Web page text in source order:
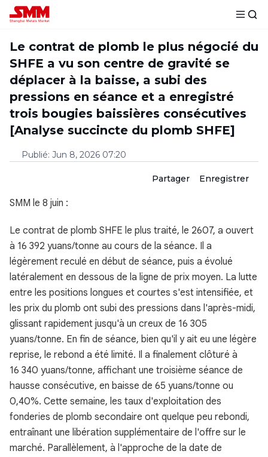
Le contrat de plomb le plus négocié du
SHFE a vu son centre de gravité se
déplacer à la baisse, a subi des
pressions en séance et a enregistré
trois bougies baissières consécutives
[Analyse succincte du plomb SHFE]
Publié: Jun 8, 2026 07:20
Partager Enregistrer
SMM le 8 juin :
Le contrat de plomb SHFE le plus traité, le 2607, a ouvert
à 16 392 yuans/tonne au cours de la séance. Il a
légèrement reculé en début de séance, puis a évolué
latéralement en dessous de la ligne de prix moyen. La lutte
entre les positions longues et courtes s'est intensifiée, et
les prix du plomb ont subi des pressions dans l'après-midi,
glissant rapidement jusqu'à un creux de 16 305
yuans/tonne. En fin de séance, bien qu'il y ait eu une légère
reprise, le rebond a été limité. Il a finalement clôturé à
16 340 yuans/tonne, affichant une troisième séance de
hausse consécutive, en baisse de 65 yuans/tonne ou
0,40%. Cette semaine, les taux d'exploitation des
fonderies de plomb secondaire ont quelque peu rebondi,
entraînant une libération supplémentaire de l'offre sur le
marché. Parallèlement, à l'approche de la date de